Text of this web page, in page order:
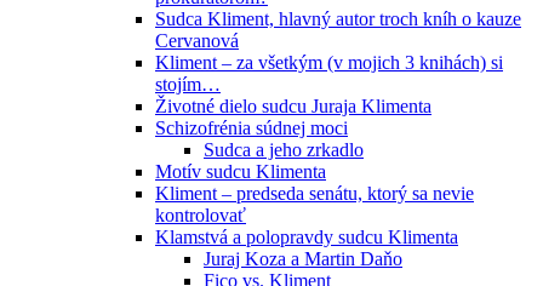
Sudca Kliment, hlavný autor troch kníh o kauze
Cervanová
Kliment – za všetkým (v mojich 3 knihách) si
stojím…
Životné dielo sudcu Juraja Klimenta
Schizofrénia súdnej moci
Sudca a jeho zrkadlo
Motív sudcu Klimenta
Kliment – predseda senátu, ktorý sa nevie
kontrolovať
Klamstvá a polopravdy sudcu Klimenta
Juraj Koza a Martin Daňo
Fico vs. Kliment